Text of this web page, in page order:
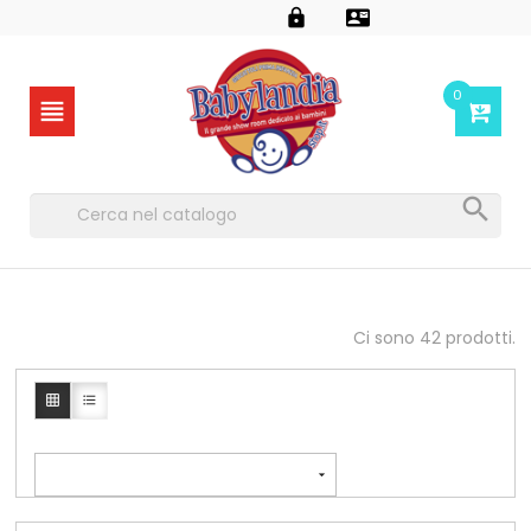
 
 0

Ci sono 42 prodotti.
 
